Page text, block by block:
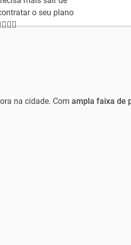
o seu plano
na cidade. Com ampla faixa de